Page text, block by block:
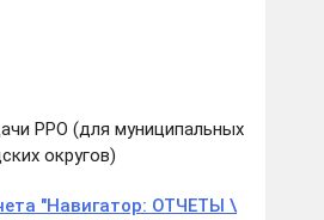
РРО (для муниципальных
округов)
"Навигатор: ОТЧЕТЫ \